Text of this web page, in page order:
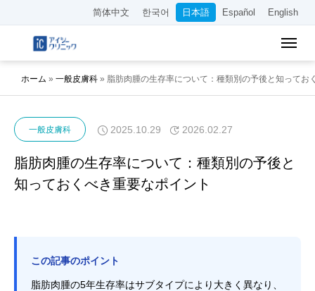
简体中文 한국어 日本語 Español English
ホーム » 一般皮膚科 » 脂肪肉腫の生存率について：種類別の予後と知ってお
一般皮膚科 2025.10.29 2026.02.27
脂肪肉腫の生存率について：種類別の予後と
知っておくべき重要なポイント
この記事のポイント
脂肪肉腫の5年生存率はサブタイプにより大きく異なり、